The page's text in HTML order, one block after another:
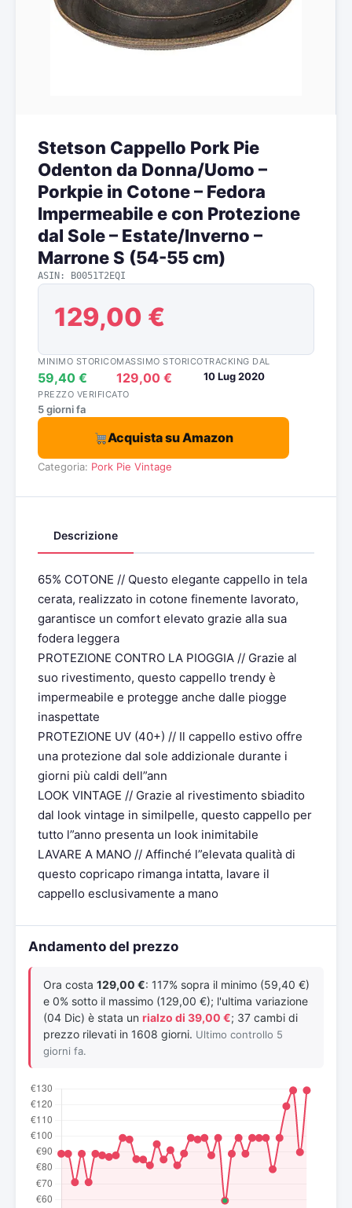
Stetson Cappello Pork Pie
Odenton da Donna/Uomo –
Porkpie in Cotone – Fedora
Impermeabile e con Protezione
dal Sole – Estate/Inverno –
Marrone S (54-55 cm)
ASIN: B0051T2EQI
129,00 €
MINIMO STORICO
59,40 €
MASSIMO STORICO
129,00 €
TRACKING DAL
10 Lug 2020
PREZZO VERIFICATO
5 giorni fa
Acquista su Amazon
Categoria: Pork Pie Vintage
Descrizione
65% COTONE // Questo elegante cappello in tela
cerata, realizzato in cotone finemente lavorato,
garantisce un comfort elevato grazie alla sua
fodera leggera
PROTEZIONE CONTRO LA PIOGGIA // Grazie al
suo rivestimento, questo cappello trendy è
impermeabile e protegge anche dalle piogge
inaspettate
PROTEZIONE UV (40+) // Il cappello estivo offre
una protezione dal sole addizionale durante i
giorni più caldi dell”ann
LOOK VINTAGE // Grazie al rivestimento sbiadito
dal look vintage in similpelle, questo cappello per
tutto l”anno presenta un look inimitabile
LAVARE A MANO // Affinché l”elevata qualità di
questo copricapo rimanga intatta, lavare il
cappello esclusivamente a mano
Andamento del prezzo
Ora costa 129,00 €: 117% sopra il minimo (59,40 €)
e 0% sotto il massimo (129,00 €); l'ultima variazione
(04 Dic) è stata un rialzo di 39,00 €; 37 cambi di
prezzo rilevati in 1608 giorni. Ultimo controllo 5
giorni fa.